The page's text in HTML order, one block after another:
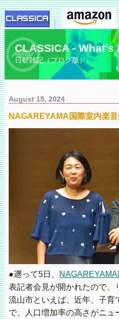
CLASSICA - What's
日替雑記（ブログ版）。
August 15, 2024
NAGAREYAMA国際室内楽
●遡って5日、
表記者会見が開かれたので、
流山市といえば、近年、子育
で、人口増加率の高さがニュ